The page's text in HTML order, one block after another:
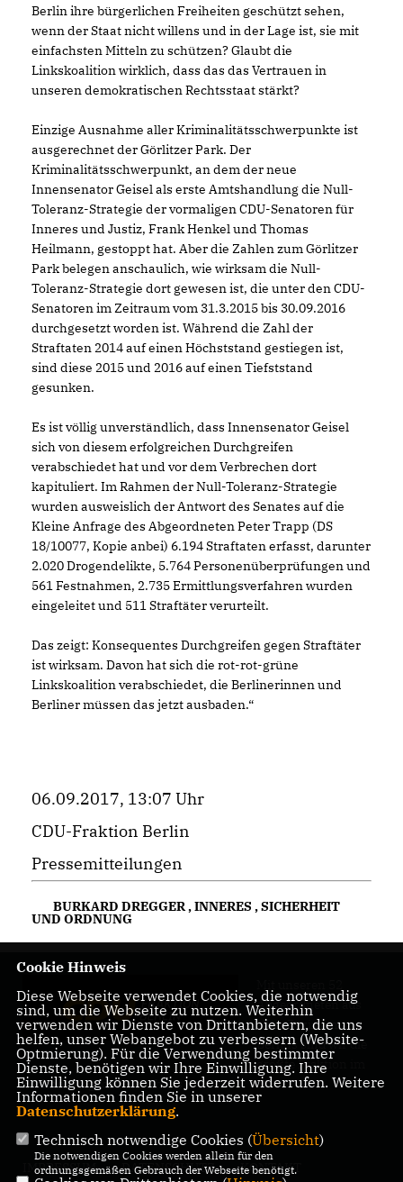
Berlin ihre bürgerlichen Freiheiten geschützt sehen,
wenn der Staat nicht willens und in der Lage ist, sie mit
einfachsten Mitteln zu schützen? Glaubt die
Linkskoalition wirklich, dass das das Vertrauen in
unseren demokratischen Rechtsstaat stärkt?
Einzige Ausnahme aller Kriminalitätsschwerpunkte ist
ausgerechnet der Görlitzer Park. Der
Kriminalitätsschwerpunkt, an dem der neue
Innensenator Geisel als erste Amtshandlung die Null-
Toleranz-Strategie der vormaligen CDU-Senatoren für
Inneres und Justiz, Frank Henkel und Thomas
Heilmann, gestoppt hat. Aber die Zahlen zum Görlitzer
Park belegen anschaulich, wie wirksam die Null-
Toleranz-Strategie dort gewesen ist, die unter den CDU-
Senatoren im Zeitraum vom 31.3.2015 bis 30.09.2016
durchgesetzt worden ist. Während die Zahl der
Straftaten 2014 auf einen Höchststand gestiegen ist,
sind diese 2015 und 2016 auf einen Tiefststand
gesunken.
Es ist völlig unverständlich, dass Innensenator Geisel
sich von diesem erfolgreichen Durchgreifen
verabschiedet hat und vor dem Verbrechen dort
kapituliert. Im Rahmen der Null-Toleranz-Strategie
wurden ausweislich der Antwort des Senates auf die
Kleine Anfrage des Abgeordneten Peter Trapp (DS
18/10077, Kopie anbei) 6.194 Straftaten erfasst, darunter
2.020 Drogendelikte, 5.764 Personenüberprüfungen und
561 Festnahmen, 2.735 Ermittlungsverfahren wurden
eingeleitet und 511 Straftäter verurteilt.
Das zeigt: Konsequentes Durchgreifen gegen Straftäter
ist wirksam. Davon hat sich die rot-rot-grüne
Linkskoalition verabschiedet, die Berlinerinnen und
Berliner müssen das jetzt ausbaden.“
06.09.2017, 13:07 Uhr
CDU-Fraktion Berlin
Pressemitteilungen
BURKARD DREGGER,INNERES ,SICHERHEIT
UND ORDNUNG
Abgeordneten aus
allen Bezirken
Berlins sind wir die
größte Fraktion im
Berliner Abgeordnetenhaus.
IMPRESSUM DATENSCHUTZ KONTAKT
Cookie Hinweis
Diese Webseite verwendet Cookies, die notwendig
sind, um die Webseite zu nutzen. Weiterhin
verwenden wir Dienste von Drittanbietern, die uns
helfen, unser Webangebot zu verbessern (Website-
Optmierung). Für die Verwendung bestimmter
Dienste, benötigen wir Ihre Einwilligung. Ihre
Einwilligung können Sie jederzeit widerrufen. Weitere
Informationen finden Sie in unserer
Datenschutzerklärung.
Technisch notwendige Cookies (Übersicht)
Die notwendigen Cookies werden allein für den
ordnungsgemäßen Gebrauch der Webseite benötigt.